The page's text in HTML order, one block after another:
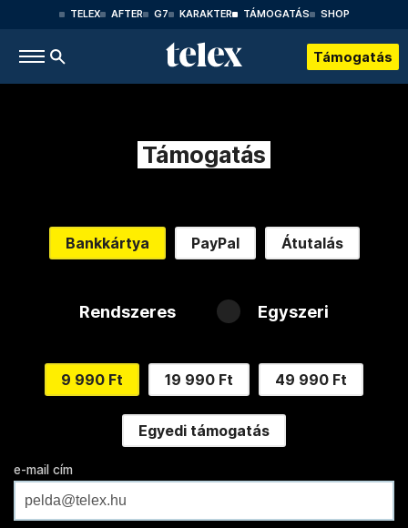
TELEX AFTER G7 KARAKTER TÁMOGATÁS SHOP
Támogatás
Támogatás
Bankkártya PayPal Átutalás
Rendszeres Egyszeri
9 990 Ft 19 990 Ft 49 990 Ft
Egyedi támogatás
e-mail cím